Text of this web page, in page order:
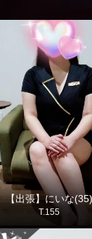
【出張】にいな(35)
T.155